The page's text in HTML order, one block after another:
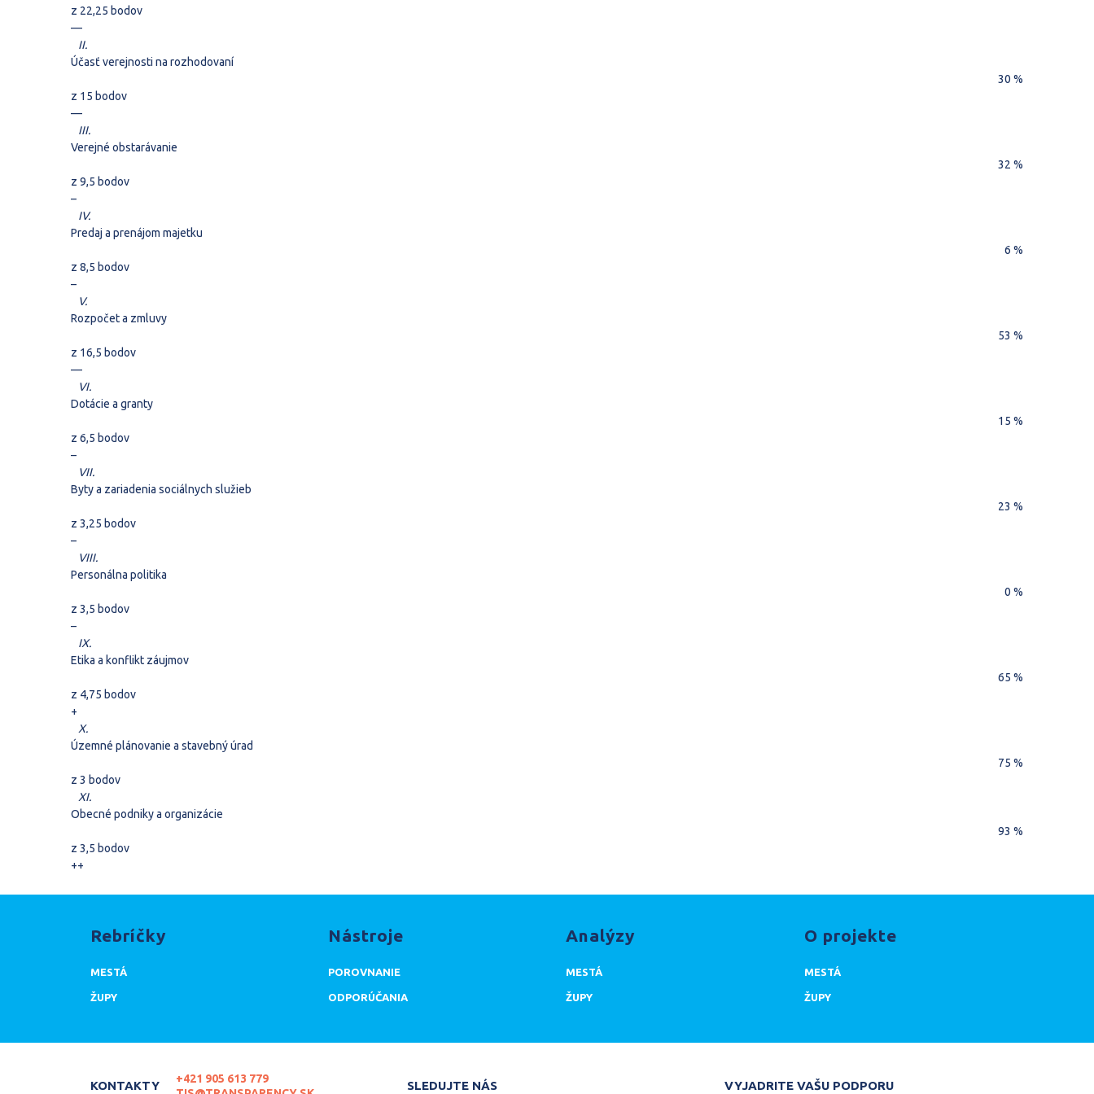
z 22,25 bodov
––
II.
Účasť verejnosti na rozhodovaní
30 %
z 15 bodov
––
III.
Verejné obstarávanie
32 %
z 9,5 bodov
–
IV.
Predaj a prenájom majetku
6 %
z 8,5 bodov
–
V.
Rozpočet a zmluvy
53 %
z 16,5 bodov
––
VI.
Dotácie a granty
15 %
z 6,5 bodov
–
VII.
Byty a zariadenia sociálnych služieb
23 %
z 3,25 bodov
–
VIII.
Personálna politika
0 %
z 3,5 bodov
–
IX.
Etika a konflikt záujmov
65 %
z 4,75 bodov
+
X.
Územné plánovanie a stavebný úrad
75 %
z 3 bodov
XI.
Obecné podniky a organizácie
93 %
z 3,5 bodov
++
Rebríčky
MESTÁ
ŽUPY
Nástroje
POROVNANIE
ODPORÚČANIA
Analýzy
MESTÁ
ŽUPY
O projekte
MESTÁ
ŽUPY
KONTAKTY
+421 905 613 779
SLEDUJTE NÁS VYJADRITE VAŠU PODPORU